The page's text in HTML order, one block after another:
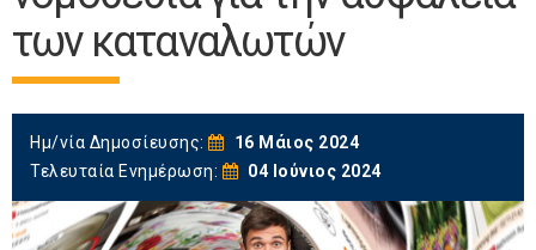
των καταναλωτών
Ημ/νία Δημοσίευσης:
16 Μάιος 2024
Τελευταία Ενημέρωση:
04 Ιούνιος 2024